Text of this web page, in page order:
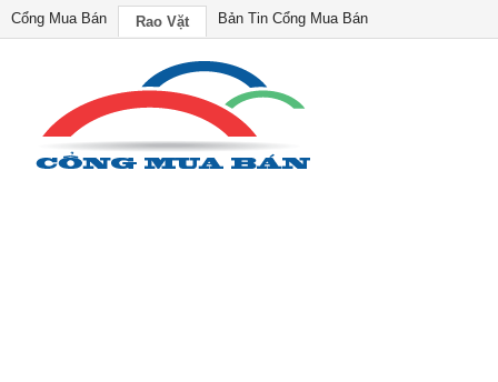
Cổng Mua Bán Rao Vặt Bản Tin Cổng Mua Bán